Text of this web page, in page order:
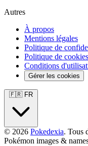
Autres
À propos
Mentions légales
Politique de
Politique de cookies
Conditions
Gérer les cookies
© 2026 Pokedexia. Tous
Pokémon images &